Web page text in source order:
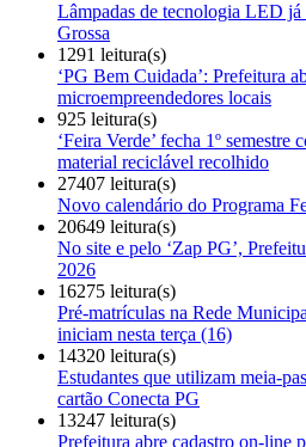
Lâmpadas de tecnologia LED já
Grossa
1291 leitura(s)
‘PG Bem Cuidada’: Prefeitura
microempreendedores locais
925 leitura(s)
‘Feira Verde’ fecha 1º semestre
material reciclável recolhido
27407 leitura(s)
Novo calendário do Programa
20649 leitura(s)
No site e pelo ‘Zap PG’,
2026
16275 leitura(s)
Pré-matrículas na Rede
iniciam nesta terça (16)
14320 leitura(s)
Estudantes que utilizam meia-
cartão Conecta PG
13247 leitura(s)
Prefeitura abre cadastro on-line